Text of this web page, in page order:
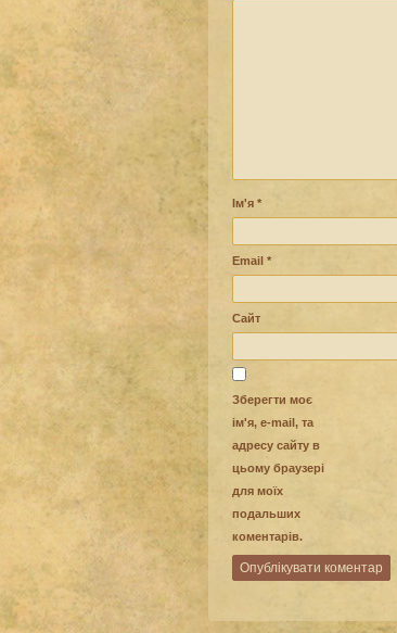
Ім'я *
Email *
Сайт
Зберегти моє
ім'я, e-mail, та
адресу сайту в
цьому браузері
для моїх
подальших
коментарів.